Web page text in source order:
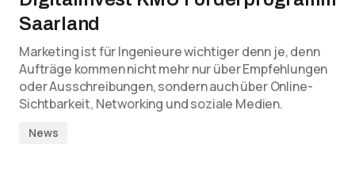
Saarland
Marketing ist für Ingenieure wichtiger denn je, denn
Aufträge kommen nicht mehr nur über Empfehlungen
oder Ausschreibungen, sondern auch über Online-
Sichtbarkeit, Networking und soziale Medien.
News